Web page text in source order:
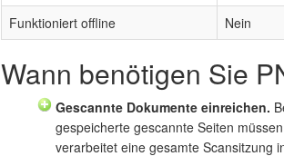
Funktioniert offline
Nein
Wann benötigen Sie
Gescannte Dokumente einreichen.
gespeicherte gescannte Seiten
verarbeitet eine gesamte Scansitzung